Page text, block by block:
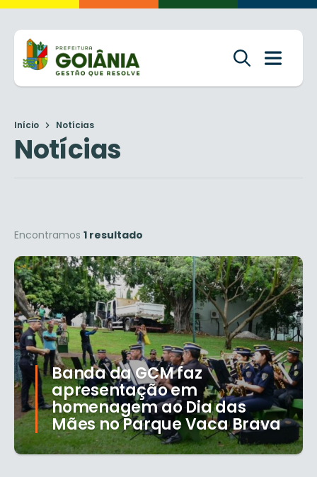
Início Notícias
Notícias
Encontramos 1 resultado
Banda da GCM faz
apresentação em
homenagem ao Dia das
Mães no Parque Vaca Brava